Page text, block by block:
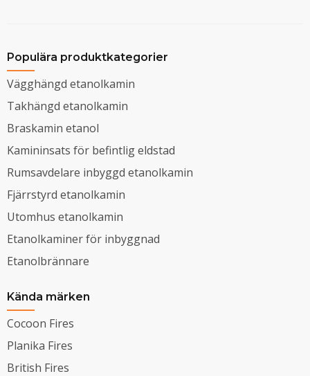
Populära produktkategorier
Vägghängd etanolkamin
Takhängd etanolkamin
Braskamin etanol
Kamininsats för befintlig eldstad
Rumsavdelare inbyggd etanolkamin
Fjärrstyrd etanolkamin
Utomhus etanolkamin
Etanolkaminer för inbyggnad
Etanolbrännare
Kända märken
Cocoon Fires
Planika Fires
British Fires